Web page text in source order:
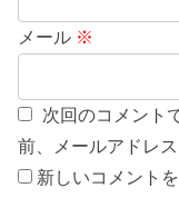
メール ※
次回のコメント
前、メールアドレ
新しいコメント